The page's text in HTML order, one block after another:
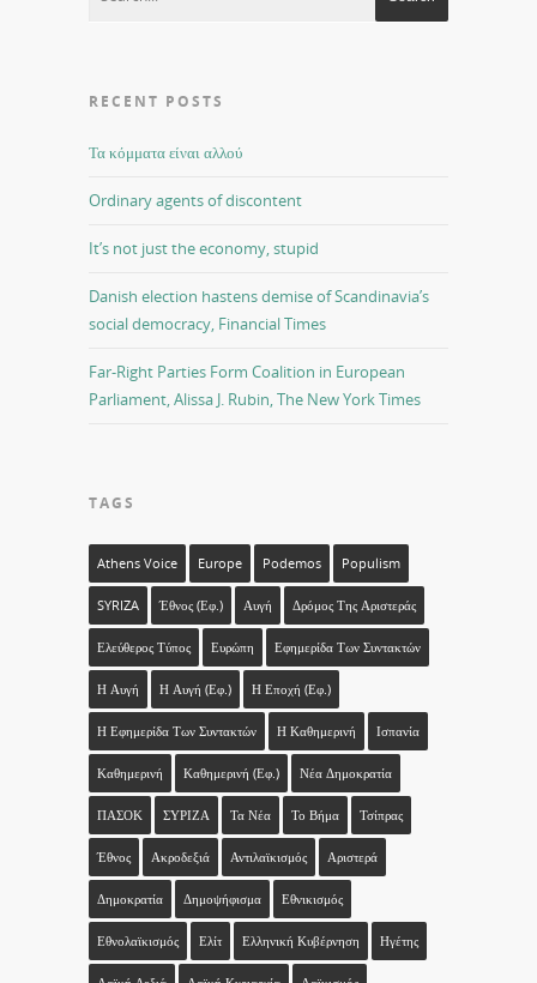
RECENT POSTS
Τα κόμματα είναι αλλού
Ordinary agents of discontent
It’s not just the economy, stupid
Danish election hastens demise of Scandinavia’s
social democracy, Financial Times
Far-Right Parties Form Coalition in European
Parliament, Alissa J. Rubin, The New York Times
TAGS
Athens Voice Europe Podemos Populism
SYRIZA Έθνος (εφ.) Αυγή Δρόμος Της Αριστεράς
Ελεύθερος Τύπος Ευρώπη Εφημερίδα Των Συντακτών
Η Αυγή Η Αυγή (εφ.) Η Εποχή (εφ.)
Η Εφημερίδα Των Συντακτών Η Καθημερινή Ισπανία
Καθημερινή Καθημερινή (εφ.) Νέα Δημοκρατία
ΠΑΣΟΚ ΣΥΡΙΖΑ Τα Νέα Το Βήμα Τσίπρας
Έθνος Ακροδεξιά Αντιλαϊκισμός Αριστερά
Δημοκρατία Δημοψήφισμα Εθνικισμός
Εθνολαϊκισμός Ελίτ Ελληνική Κυβέρνηση Ηγέτης